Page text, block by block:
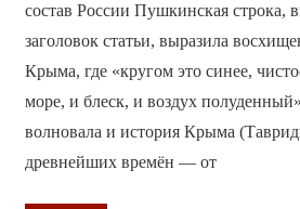
состав России Пушкинская строка,
заголовок статьи, выразила
Крыма, где «кругом это синее,
море, и блеск, и воздух
волновала и история Крыма
древнейших времён — от